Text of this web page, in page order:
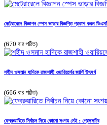
মেট্রোরেলে বিজ্ঞাপন স্পেস ভাড়ার বিজ্ঞপ্তি প্রকাশ করল
(670 বার পঠিত)
শহীদ ওসমান হাদিকে রাজশাহী ওয়ারিয়র্সের জার্সি উৎসর্গ
(666 বার পঠিত)
ফেব্রুয়ারিতে নির্বাচন নিয়ে কোনো সংশয় নেই : প্রেসসচিব